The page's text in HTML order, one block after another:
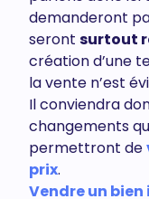
demanderont
seront surtout
création d’une
la vente n’est
Il conviendra
changements
permettront de
prix.
Vendre un